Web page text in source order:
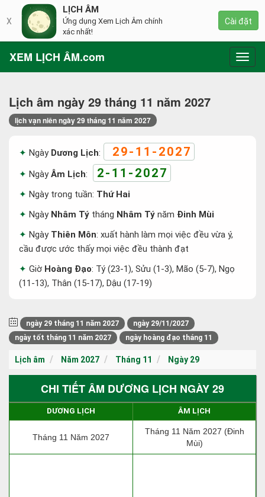
XEM LỊCH ÂM.com
Lịch âm ngày 29 tháng 11 năm 2027
lịch vạn niên ngày 29 tháng 11 năm 2027
Ngày Dương Lịch: 29-11-2027
NgàyÂm Lịch: 2-11-2027
Ngày trong tuần: Thứ Hai
Ngày Nhâm Tý tháng Nhâm Tý năm Đinh Mùi
Ngày Thiên Môn: xuất hành làm mọi việc đều vừa ý,
cầu được ước thấy mọi việc đều thành đạt
Giờ Hoàng Đạo: Tý (23-1), Sửu (1-3), Mão (5-7), Ngọ
(11-13), Thân (15-17), Dậu (17-19)
ngày 29 tháng 11 năm 2027
ngày 29/11/2027
ngày tốt tháng 11 năm 2027
ngày hoàng đạo tháng 11
Lịch âm Năm 2027 Tháng 11 Ngày 29
CHI TIẾT ÂM DƯƠNG LỊCH NGÀY 29
DƯƠNG LỊCH ÂM LỊCH
Tháng 11 Năm 2027
Tháng 11 Năm 2027 (Đinh
Mùi)
X
LỊCH ÂM
Ứng dụng Xem Lịch Âm chính
xác nhất!
Cài đặt